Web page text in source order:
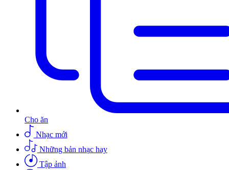
Cho ăn
Nhạc mới
Những bản nhạc hay
Tập ảnh